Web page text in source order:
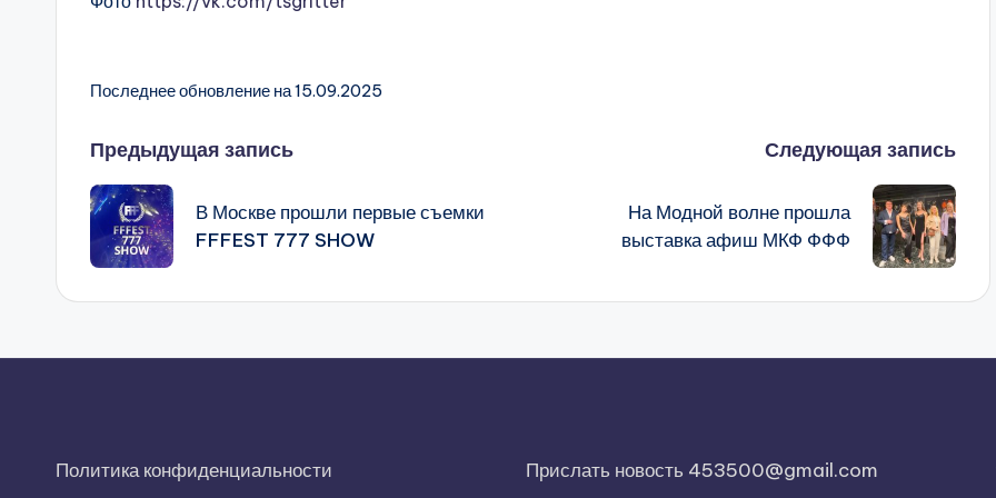
Последнее обновление на 15.09.2025
Навигация
записи
Предыдущая запись
В Москве прошли первые съемки
FFFEST 777 SHOW
Следующая запись
На Модной волне прошла
выставка афиш МКФ ФФФ
Политика конфиденциальности Прислать новость 453500@gmail.com